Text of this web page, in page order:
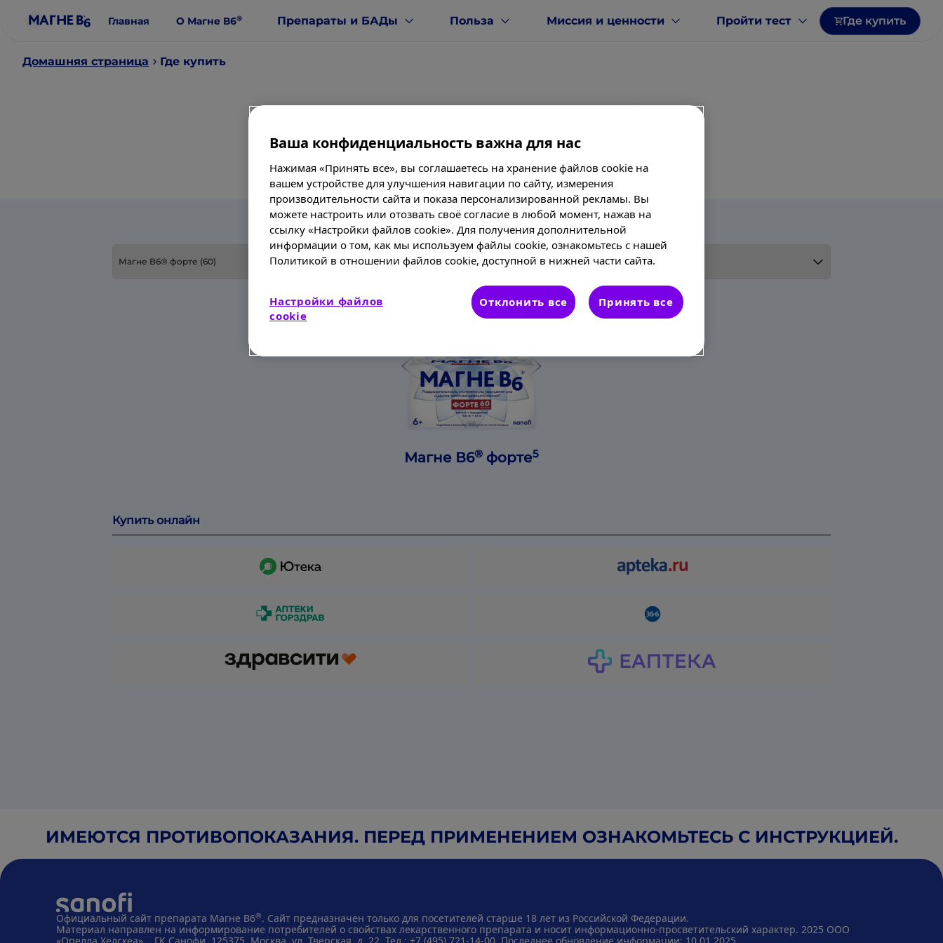
Главная О Магне В6® Препараты и БАДы Польза Миссия и ценности Пройти тест Где купить
Домашняя страница Где купить
®
Магне B6® при избытке стресса и нехватке магния.
Магне В6® форте5
Купить онлайн
ИМЕЮТСЯ ПРОТИВОПОКАЗАНИЯ. ПЕРЕД ПРИМЕНЕНИЕМ ОЗНАКОМЬТЕСЬ С ИНСТРУКЦИЕЙ.
Официальный сайт препарата Магне В6®. Сайт предназначен только для посетителей старше 18 лет из Российской Федерации. ​
Материал направлен на информирование потребителей о свойствах лекарственного препарата и носит информационно-просветительский характер. 2025 ООО
Ваша конфиденциальность важна для нас
Нажимая «Принять все», вы соглашаетесь на хранение файлов cookie на
вашем устройстве для улучшения навигации по сайту, измерения
производительности сайта и показа персонализированной рекламы. Вы
можете настроить или отозвать своё согласие в любой момент, нажав на
ссылку «Настройки файлов cookie». Для получения дополнительной
информации о том, как мы используем файлы cookie, ознакомьтесь с нашей
Политикой в отношении файлов cookie, доступной в нижней части сайта.
Настройки файлов
cookie
Отклонить все Принять все